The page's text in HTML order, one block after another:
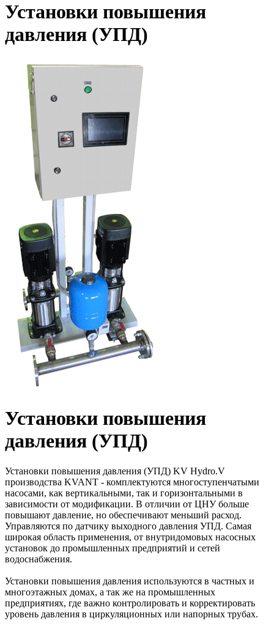
Установки повышения
давления (УПД)
Установки повышения
давления (УПД)
Установки повышения давления (УПД) KV Hydro.V
производства KVANT - комплектуются многоступенчатыми
насосами, как вертикальными, так и горизонтальными в
зависимости от модификации. В отличии от ЦНУ больше
повышают давление, но обеспечивают меньший расход.
Управляются по датчику выходного давления УПД. Самая
широкая область применения, от внутридомовых насосных
установок до промышленных предприятий и сетей
водоснабжения.
Установки повышения давления используются в частных и
многоэтажных домах, а так же на промышленных
предприятиях, где важно контролировать и корректировать
уровень давления в циркуляционных или напорных трубах.